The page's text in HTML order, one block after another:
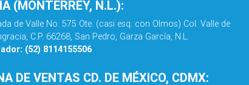
(MONTERREY, N.L.):
de Valle No. 575 Ote. (casi esq. con Olmos) Col. Valle de
C.P. 66268, San Pedro, Garza García, N.L.
(52) 8114155506
DE VENTAS CD. DE MÉXICO, CDMX: